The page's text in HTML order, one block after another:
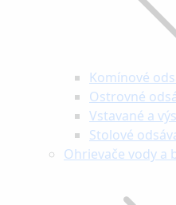
Komínové
Ostrovné
Vstavané a
Stolové
Ohrievače vody a